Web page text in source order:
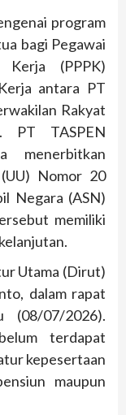
program
bagi Pegawai
Kerja (PPPK)
antara PT
Rakyat
PT TASPEN
menerbitkan
Nomor 20
Negara (ASN)
memiliki
Utama (Dirut)
dalam rapat
07/2026).
terdapat
kepesertaan
maupun